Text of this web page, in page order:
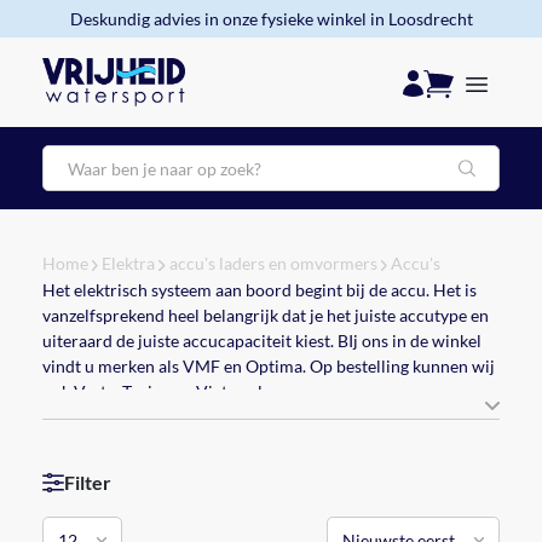
Deskundig advies in onze fysieke winkel in Loosdrecht
Zoeken
Home Elektra accu's laders en omvormers
Accu's
Het elektrisch systeem aan boord begint bij de accu. Het is
vanzelfsprekend heel belangrijk dat je het juiste accutype en
uiteraard de juiste accucapaciteit kiest. BIj ons in de winkel
vindt u merken als VMF en Optima. Op bestelling kunnen wij
ook Varta, Trojan en Victron leveren.
In principe zijn alle accu's in ons assortiment onderhoudsvrij, u
VMF Sportline onderhoudsvrije accu's:
Filter